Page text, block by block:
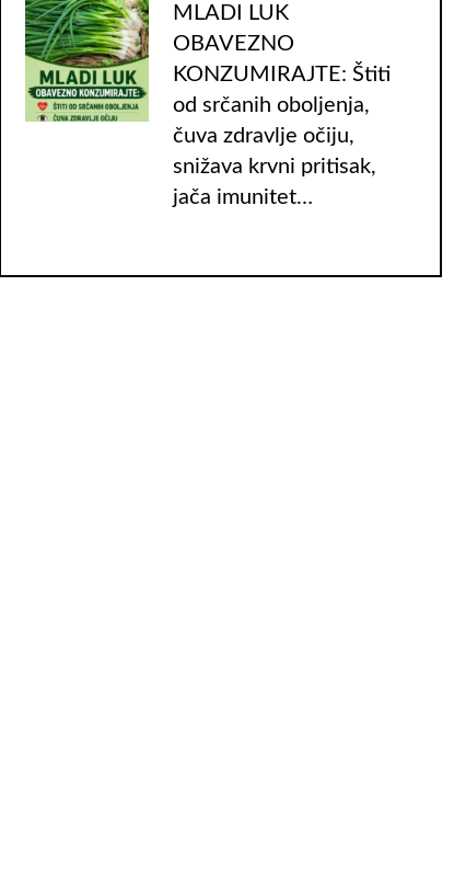
MLADI LUK
OBAVEZNO
KONZUMIRAJTE: Štiti
od srčanih oboljenja,
čuva zdravlje očiju,
snižava krvni pritisak,
jača imunitet…